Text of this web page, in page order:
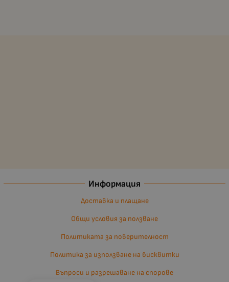
Информация
Доставка и плащане
Общи условия за ползване
Политиката за поверителност
Политика за използване на бисквитки
Въпроси и разрешаване на спорове